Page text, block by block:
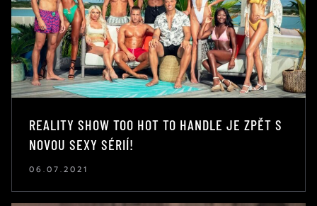
REALITY SHOW TOO HOT TO HANDLE JE ZPĚT S
NOVOU SEXY SÉRIÍ!
06.07.2021